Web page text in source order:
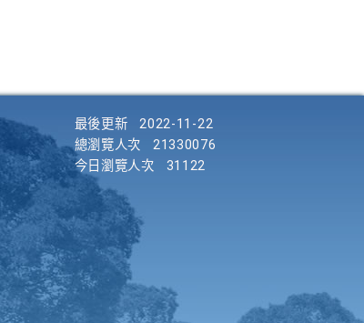
最後更新
2022-11-22
總瀏覽人次
21330076
今日瀏覽人次
31122